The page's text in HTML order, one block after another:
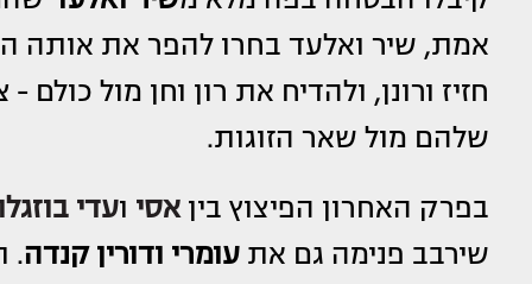
אמת, שיר ואלעד בחרו להפר את
חזיז ורונן, ולהדיח את רון וחן מול
שלהם מול שאר הזוגות.
בפרק האחרון הפיצוץ ביןאסי ועדי
שירבב פנימה גם אתעומרי ודורין קנדה.